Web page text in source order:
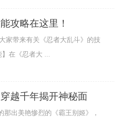
攻略在这里！
家带来有关《忍者大乱斗》的技
在《忍者大 ...
越千年揭开神秘面
出美艳惨烈的《霸王别姬》，